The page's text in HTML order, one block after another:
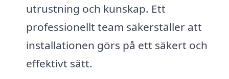
utrustning och kunskap. Ett
professionellt team säkerställer att
installationen görs på ett säkert och
effektivt sätt.